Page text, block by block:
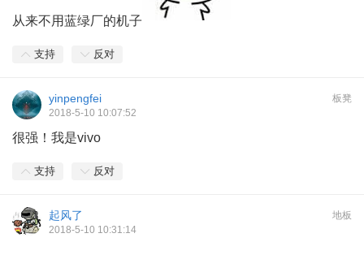
从来不用蓝绿厂的机子
支持 反对
板凳
yinpengfei
2018-5-10 10:07:52
很强！我是vivo
支持 反对
地板
起风了
2018-5-10 10:31:14